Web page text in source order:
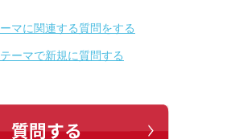
マに関連する質問をする
ーマで新規に質問する